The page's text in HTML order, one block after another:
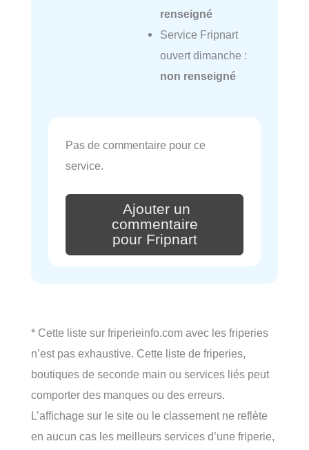
renseigné
Service Fripnart
ouvert dimanche :
non renseigné
Pas de commentaire pour ce
service.
Ajouter un
commentaire
pour Fripnart
* Cette liste sur friperieinfo.com avec les friperies
n’est pas exhaustive. Cette liste de friperies,
boutiques de seconde main ou services liés peut
comporter des manques ou des erreurs.
L’affichage sur le site ou le classement ne reflète
en aucun cas les meilleurs services d’une friperie,